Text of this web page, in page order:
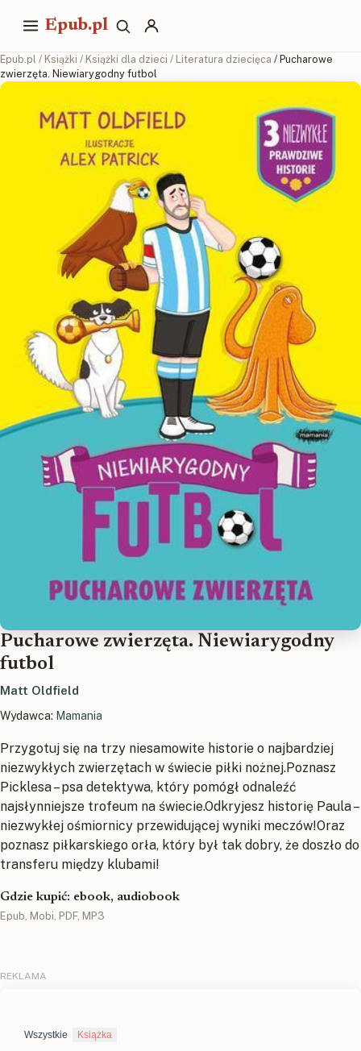
Epub.pl
Epub.pl / Książki / Książki dla dzieci / Literatura dziecięca / Pucharowe
zwierzęta. Niewiarygodny futbol
Pucharowe zwierzęta. Niewiarygodny
futbol
Matt Oldfield
Wydawca: Mamania
Przygotuj się na trzy niesamowite historie o najbardziej
niezwykłych zwierzętach w świecie piłki nożnej.Poznasz
Picklesa – psa detektywa, który pomógł odnaleźć
najsłynniejsze trofeum na świecie.Odkryjesz historię Paula –
niezwykłej ośmiornicy przewidującej wyniki meczów!Oraz
poznasz piłkarskiego orła, który był tak dobry, że doszło do
transferu między klubami!
Gdzie kupić: ebook, audiobook
Epub, Mobi, PDF, MP3